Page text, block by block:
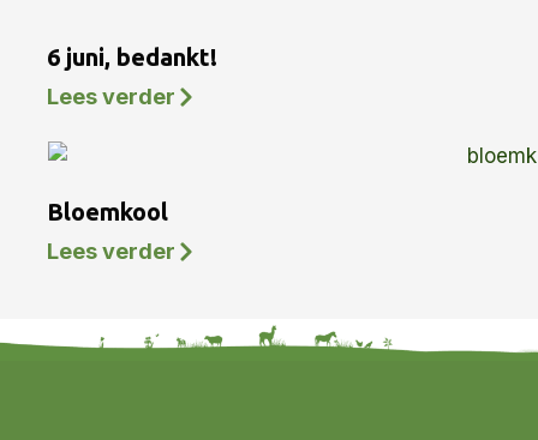
6 juni, bedankt!
Lees verder
Bloemkool
Lees verder